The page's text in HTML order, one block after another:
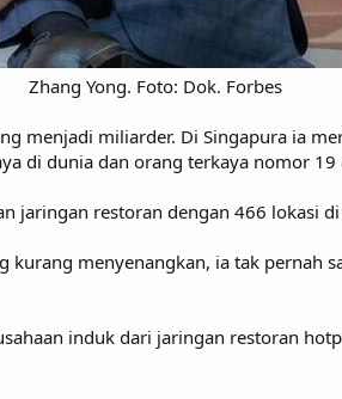
Zhang Yong. Foto: Dok. Forbes​
menjadi miliarder. Di Singapura ia
di dunia dan orang terkaya nomor 19
jaringan restoran dengan 466 lokasi
kurang menyenangkan, ia tak pernah
induk dari jaringan restoran